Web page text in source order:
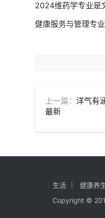
2024维药学专业是
健康服务与管理专
上一篇： 洋气有
最新
生活
健康养
Copyright ©